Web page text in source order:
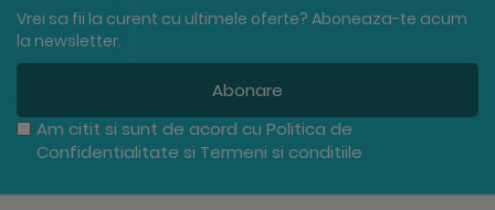
Vrei sa fii la curent cu ultimele oferte? Aboneaza-te acum
la newsletter.
Abonare
Am citit si sunt de acord cu Politica de
Confidentialitate si Termeni si conditiile